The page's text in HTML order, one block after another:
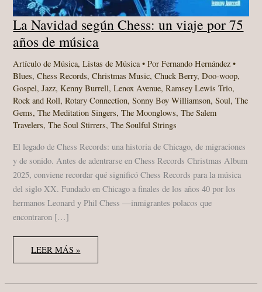
La Navidad según Chess: un viaje por 75
años de música
Artículo de Música,Listas de Música• PorFernando Hernández•
Blues,Chess Records,Christmas Music,Chuck Berry,Doo-woop,
Gospel,Jazz,Kenny Burrell,Lenox Avenue,Ramsey Lewis Trio,
Rock and Roll,Rotary Connection,Sonny Boy Williamson,Soul,The
Gems,The Meditation Singers,The Moonglows,The Salem
Travelers,The Soul Stirrers,The Soulful Strings
El legado de Chess Records: una historia de Chicago, de migraciones
y de sonido. Antes de adentrarse en Chess Records Christmas Album
2025, conviene recordar qué significó Chess Records para la música
del siglo XX. Fundado en Chicago a finales de los años 40 por los
hermanos Leonard y Phil Chess —inmigrantes polacos que
encontraron […]
LA
NAVIDAD
SEGÚN
UN
LEER MÁS »